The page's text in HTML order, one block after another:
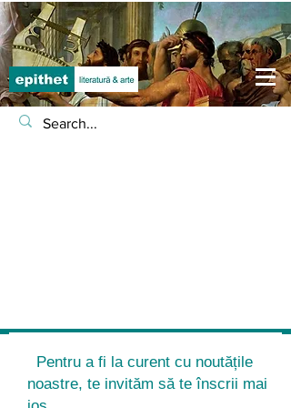
Pentru a fi la curent cu noutățile
noastre, te invităm să te înscrii mai